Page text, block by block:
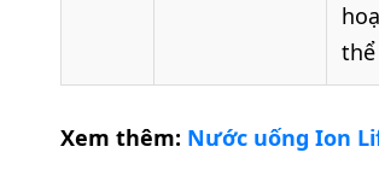
Xem thêm: Nước uống Ion